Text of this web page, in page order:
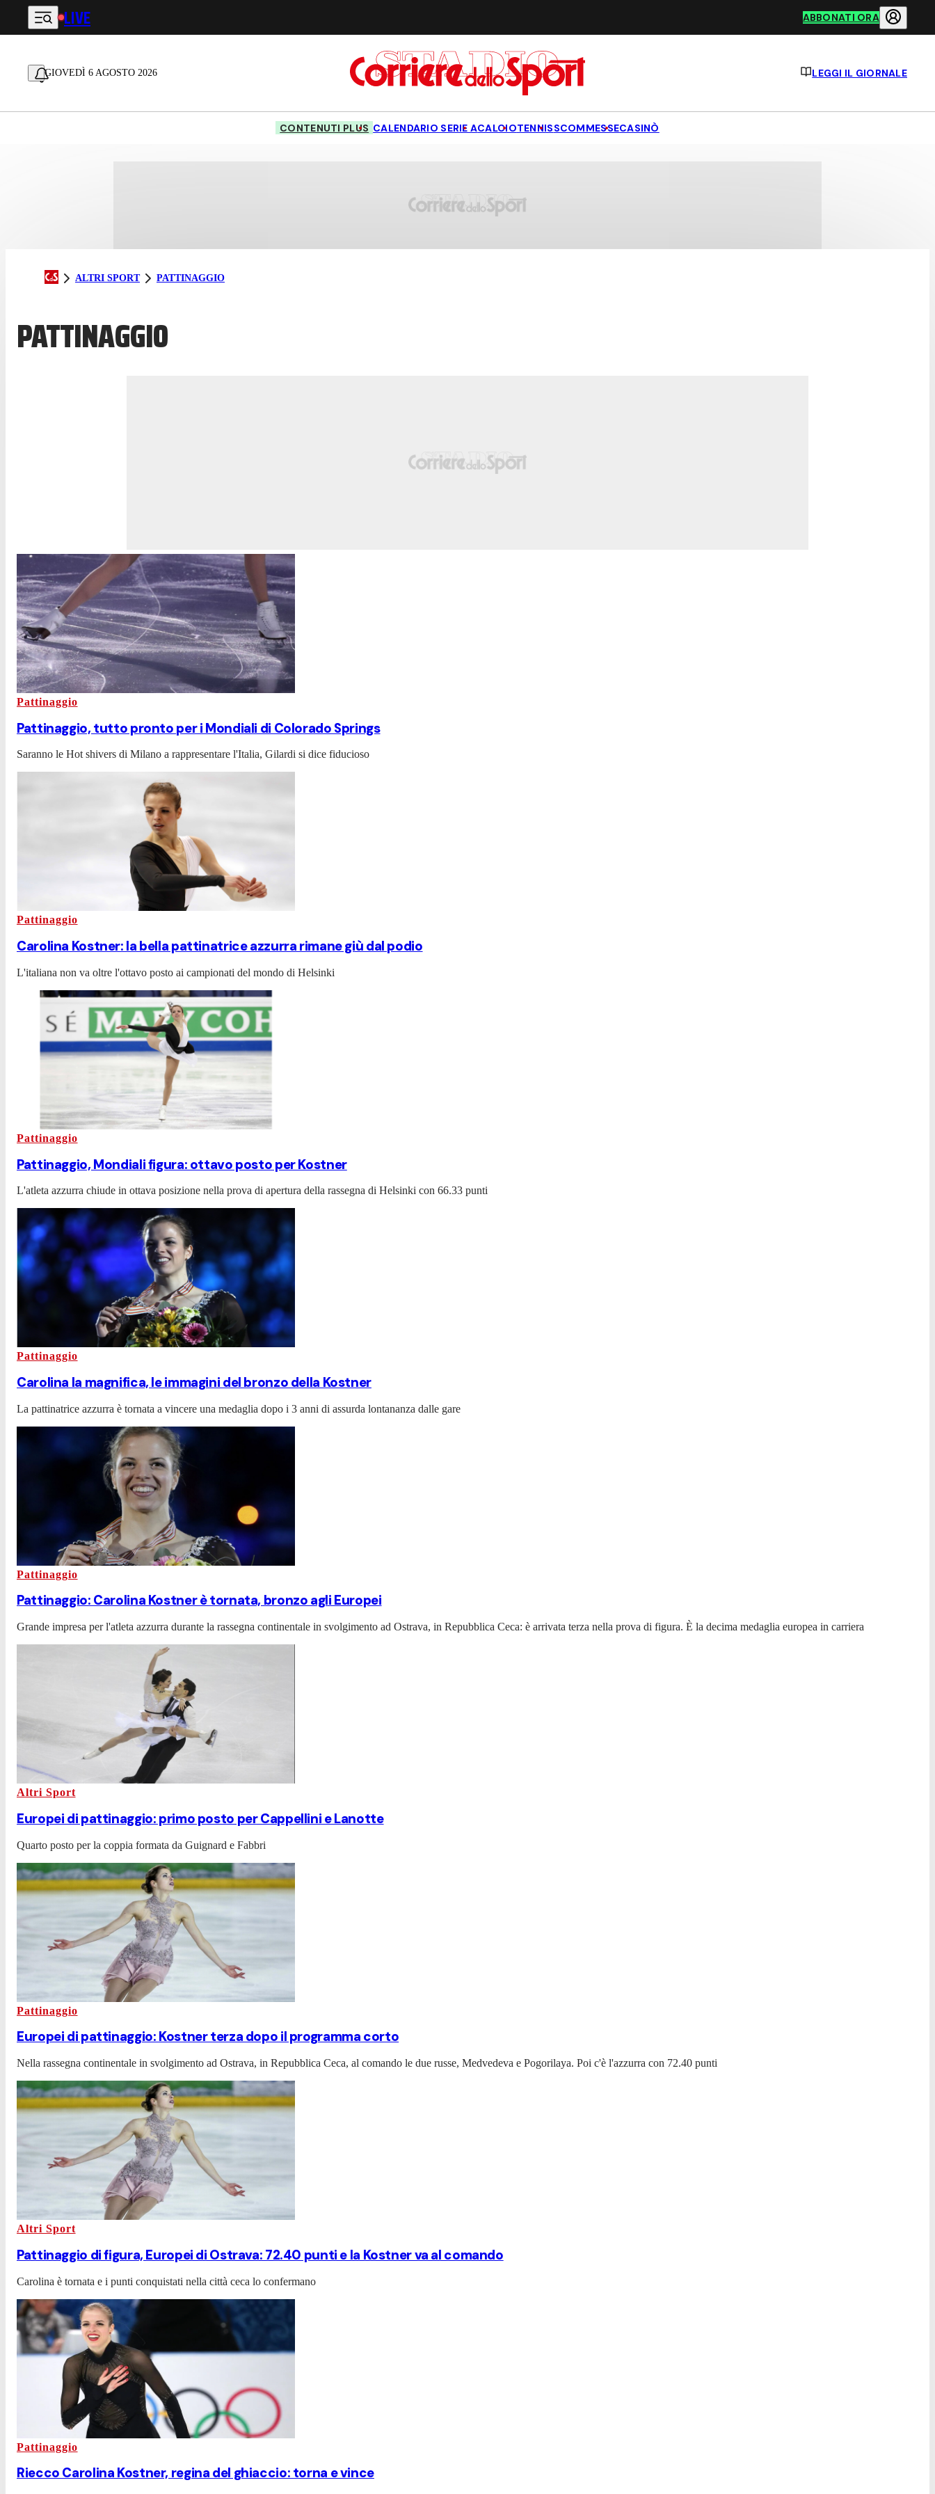
Vai al contenuto principale
LIVE ABBONATI ORA
GIOVEDÌ 6 AGOSTO 2026 LEGGI IL GIORNALE
CONTENUTI PLUS CALENDARIO SERIE ACALCIOTENNISSCOMMESSECASINÒ
ALTRI SPORT PATTINAGGIO
PATTINAGGIO
Pattinaggio
Pattinaggio, tutto pronto per i Mondiali di Colorado Springs
Saranno le Hot shivers di Milano a rappresentare l'Italia, Gilardi si dice fiducioso
Pattinaggio
Carolina Kostner: la bella pattinatrice azzurra rimane giù dal podio
L'italiana non va oltre l'ottavo posto ai campionati del mondo di Helsinki
Pattinaggio
Pattinaggio, Mondiali figura: ottavo posto per Kostner
L'atleta azzurra chiude in ottava posizione nella prova di apertura della rassegna di Helsinki con 66.33 punti
Pattinaggio
Carolina la magnifica, le immagini del bronzo della Kostner
La pattinatrice azzurra è tornata a vincere una medaglia dopo i 3 anni di assurda lontananza dalle gare
Pattinaggio
Pattinaggio: Carolina Kostner è tornata, bronzo agli Europei
Grande impresa per l'atleta azzurra durante la rassegna continentale in svolgimento ad Ostrava, in Repubblica Ceca: è arrivata terza nella prova di figura. È la decima medaglia europea in carriera
Altri Sport
Europei di pattinaggio: primo posto per Cappellini e Lanotte
Quarto posto per la coppia formata da Guignard e Fabbri
Pattinaggio
Europei di pattinaggio: Kostner terza dopo il programma corto
Nella rassegna continentale in svolgimento ad Ostrava, in Repubblica Ceca, al comando le due russe, Medvedeva e Pogorilaya. Poi c'è l'azzurra con 72.40 punti
Altri Sport
Pattinaggio di figura, Europei di Ostrava: 72.40 punti e la Kostner va al comando
Carolina è tornata e i punti conquistati nella città ceca lo confermano
Pattinaggio
Riecco Carolina Kostner, regina del ghiaccio: torna e vince